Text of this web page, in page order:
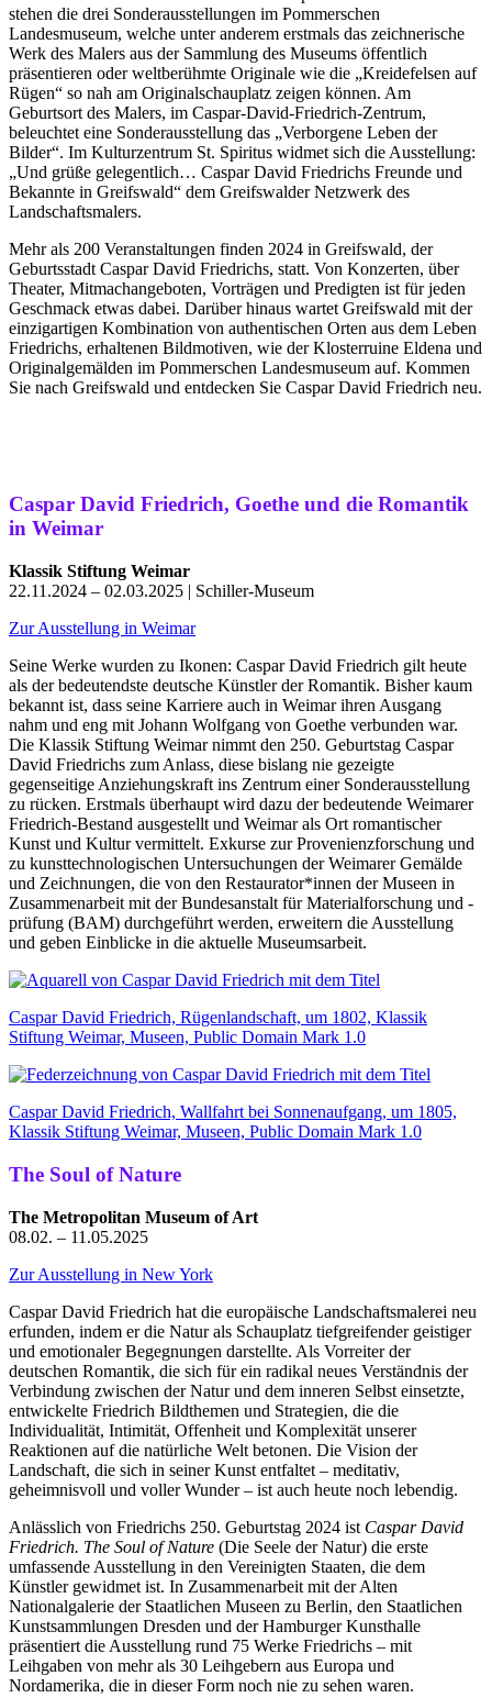
stehen die drei Sonderausstellungen im Pommerschen
Landesmuseum, welche unter anderem erstmals das zeichnerische
Werk des Malers aus der Sammlung des Museums öffentlich
präsentieren oder weltberühmte Originale wie die „Kreidefelsen auf
Rügen“ so nah am Originalschauplatz zeigen können. Am
Geburtsort des Malers, im Caspar-David-Friedrich-Zentrum,
beleuchtet eine Sonderausstellung das „Verborgene Leben der
Bilder“. Im Kulturzentrum St. Spiritus widmet sich die Ausstellung:
„Und grüße gelegentlich… Caspar David Friedrichs Freunde und
Bekannte in Greifswald“ dem Greifswalder Netzwerk des
Landschaftsmalers.
Mehr als 200 Veranstaltungen finden 2024 in Greifswald, der
Geburtsstadt Caspar David Friedrichs, statt. Von Konzerten, über
Theater, Mitmachangeboten, Vorträgen und Predigten ist für jeden
Geschmack etwas dabei. Darüber hinaus wartet Greifswald mit der
einzigartigen Kombination von authentischen Orten aus dem Leben
Friedrichs, erhaltenen Bildmotiven, wie der Klosterruine Eldena und
Originalgemälden im Pommerschen Landesmuseum auf. Kommen
Sie nach Greifswald und entdecken Sie Caspar David Friedrich neu.
Caspar David Friedrich, Goethe und die Romantik
in Weimar
Klassik Stiftung Weimar
22.11.2024 – 02.03.2025 | Schiller-Museum
Zur Ausstellung in Weimar
Seine Werke wurden zu Ikonen: Caspar David Friedrich gilt heute
als der bedeutendste deutsche Künstler der Romantik. Bisher kaum
bekannt ist, dass seine Karriere auch in Weimar ihren Ausgang
nahm und eng mit Johann Wolfgang von Goethe verbunden war.
Die Klassik Stiftung Weimar nimmt den 250. Geburtstag Caspar
David Friedrichs zum Anlass, diese bislang nie gezeigte
gegenseitige Anziehungskraft ins Zentrum einer Sonderausstellung
zu rücken. Erstmals überhaupt wird dazu der bedeutende Weimarer
Friedrich-Bestand ausgestellt und Weimar als Ort romantischer
Kunst und Kultur vermittelt. Exkurse zur Provenienzforschung und
zu kunsttechnologischen Untersuchungen der Weimarer Gemälde
und Zeichnungen, die von den Restaurator*innen der Museen in
Zusammenarbeit mit der Bundesanstalt für Materialforschung und -
prüfung (BAM) durchgeführt werden, erweitern die Ausstellung
und geben Einblicke in die aktuelle Museumsarbeit.
Caspar David Friedrich, Rügenlandschaft, um 1802, Klassik
Stiftung Weimar, Museen, Public Domain Mark 1.0
Caspar David Friedrich, Wallfahrt bei Sonnenaufgang, um 1805,
Klassik Stiftung Weimar, Museen, Public Domain Mark 1.0
The Soul of Nature
The Metropolitan Museum of Art
08.02. – 11.05.2025
Zur Ausstellung in New York
Caspar David Friedrich hat die europäische Landschaftsmalerei neu
erfunden, indem er die Natur als Schauplatz tiefgreifender geistiger
und emotionaler Begegnungen darstellte. Als Vorreiter der
deutschen Romantik, die sich für ein radikal neues Verständnis der
Verbindung zwischen der Natur und dem inneren Selbst einsetzte,
entwickelte Friedrich Bildthemen und Strategien, die die
Individualität, Intimität, Offenheit und Komplexität unserer
Reaktionen auf die natürliche Welt betonen. Die Vision der
Landschaft, die sich in seiner Kunst entfaltet – meditativ,
geheimnisvoll und voller Wunder – ist auch heute noch lebendig.
Anlässlich von Friedrichs 250. Geburtstag 2024 ist Caspar David
Friedrich. The Soul of Nature (Die Seele der Natur) die erste
umfassende Ausstellung in den Vereinigten Staaten, die dem
Künstler gewidmet ist. In Zusammenarbeit mit der Alten
Nationalgalerie der Staatlichen Museen zu Berlin, den Staatlichen
Kunstsammlungen Dresden und der Hamburger Kunsthalle
präsentiert die Ausstellung rund 75 Werke Friedrichs – mit
Leihgaben von mehr als 30 Leihgebern aus Europa und
Nordamerika, die in dieser Form noch nie zu sehen waren.